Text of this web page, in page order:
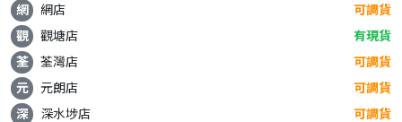
網 網店
可調貨
觀
觀塘店
有現貨
荃
荃灣店
可調貨
元
元朗店
可調貨
深
深水埗店
可調貨